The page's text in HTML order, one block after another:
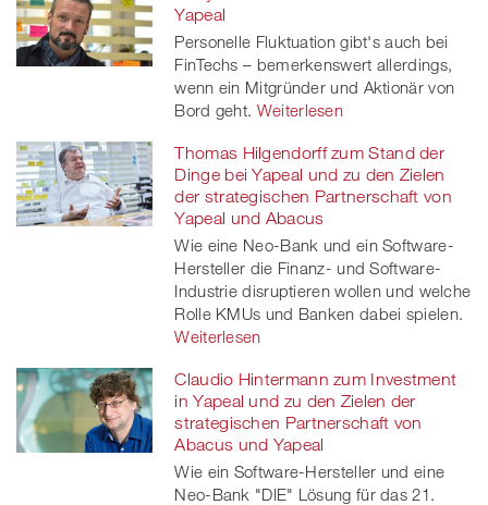
Yapeal
Personelle Fluktuation gibt's auch bei
FinTechs – bemerkenswert allerdings,
wenn ein Mitgründer und Aktionär von
Bord geht. Weiterlesen
Thomas Hilgendorff zum Stand der
Dinge bei Yapeal und zu den Zielen
der strategischen Partnerschaft von
Yapeal und Abacus
Wie eine Neo-Bank und ein Software-
Hersteller die Finanz- und Software-
Industrie disruptieren wollen und welche
Rolle KMUs und Banken dabei spielen.
Weiterlesen
Claudio Hintermann zum Investment
in Yapeal und zu den Zielen der
strategischen Partnerschaft von
Abacus und Yapeal
Wie ein Software-Hersteller und eine
Neo-Bank "DIE" Lösung für das 21.